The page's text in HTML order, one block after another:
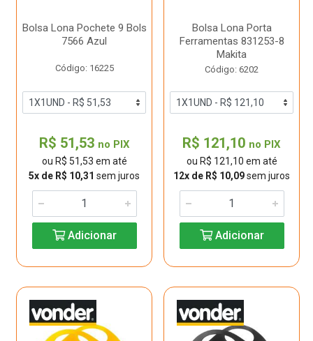
Bolsa Lona Pochete 9 Bols
7566 Azul
Código: 16225
R$ 51,53 no PIX
ou R$ 51,53 em até
5x de R$ 10,31 sem juros
Adicionar
Bolsa Lona Porta
Ferramentas 831253-8
Makita
Código: 6202
R$ 121,10 no PIX
ou R$ 121,10 em até
12x de R$ 10,09sem juros
Adicionar